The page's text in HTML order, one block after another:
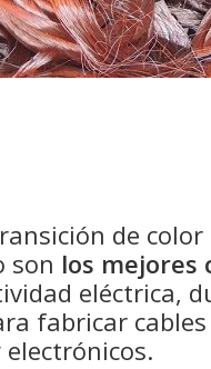
de
son los mejores
eléctrica,
fabricar